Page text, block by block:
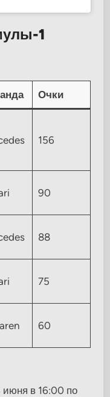
1
Очки
156
90
88
75
60
июня в 16:00 по